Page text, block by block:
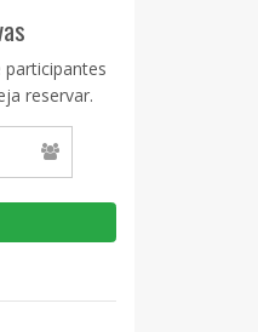
reservar.